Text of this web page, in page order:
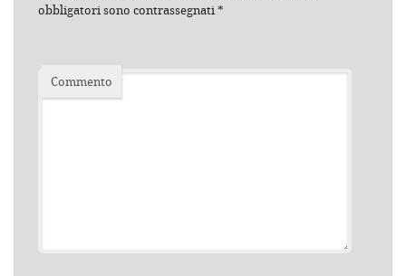
obbligatori sono contrassegnati*
Commento